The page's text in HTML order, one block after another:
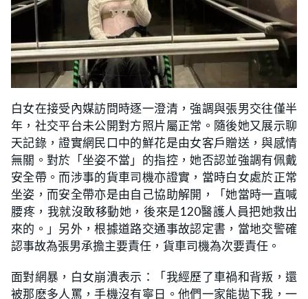
白女在接受內媒訪問時逐一澄清，強調與張男交往僅半
年，社交平台未公開對方照片屬正常。隨後她又展示聊
天記錄，證實網民口中的鮮花是由女客戶贈送，與感情
無關。對於「坐姿不當」的指控，她否認並強調有佩戴
安全帶。而涉事的貨車司機亦證實，當時白女處於正常
坐姿，而安全帶亦是由自己協助解開，「她當時一直喊
腰疼，我就沒敢移動她，後來是120醫護人員把她救出
來的。」另外，根據道路交通事故認定書，當地交警確
認事故為張男承擔主要責任，貨車司機為次要責任。
面對網暴，白女崩潰表示：「我經歷了車禍和背叛，還
被那麽多人罵，手機沒有寧日。他們一家能拋下我，一